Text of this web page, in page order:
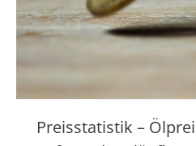
Preisstatistik –